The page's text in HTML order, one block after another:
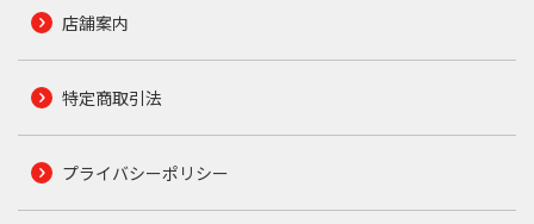
店舗案内
特定商取引法
プライバシーポリシー